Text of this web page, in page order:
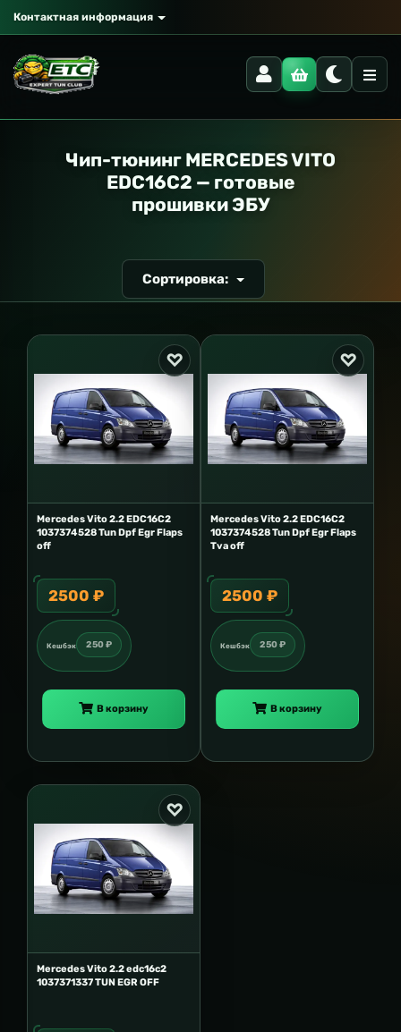
Контактная информация
Чип-тюнинг MERCEDES VITO
EDC16C2 — готовые
прошивки ЭБУ
Сортировка:
Mercedes Vito 2.2 EDC16C2
1037374528 Tun Dpf Egr Flaps
off
2500 ₽
Кешбэк 250 ₽
В корзину
Mercedes Vito 2.2 EDC16C2
1037374528 Tun Dpf Egr Flaps
Tva off
2500 ₽
Кешбэк 250 ₽
В корзину
Mercedes Vito 2.2 edc16c2
1037371337 TUN EGR OFF